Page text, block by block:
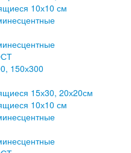
10х10 см
150х300
15х30, 20х20см
10х10 см